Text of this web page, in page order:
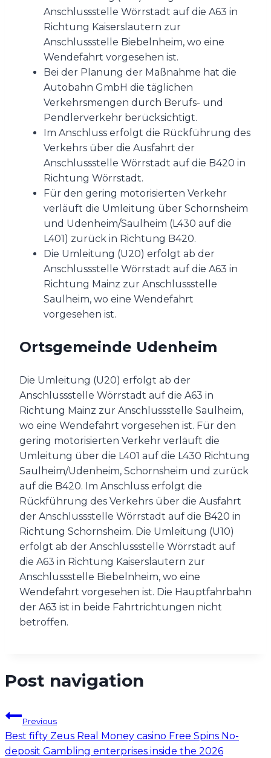
Anschlussstelle Wörrstadt auf die A63 in
Richtung Kaiserslautern zur
Anschlussstelle Biebelnheim, wo eine
Wendefahrt vorgesehen ist.
Bei der Planung der Maßnahme hat die
Autobahn GmbH die täglichen
Verkehrsmengen durch Berufs- und
Pendlerverkehr berücksichtigt.
Im Anschluss erfolgt die Rückführung des
Verkehrs über die Ausfahrt der
Anschlussstelle Wörrstadt auf die B420 in
Richtung Wörrstadt.
Für den gering motorisierten Verkehr
verläuft die Umleitung über Schornsheim
und Udenheim/Saulheim (L430 auf die
L401) zurück in Richtung B420.
Die Umleitung (U20) erfolgt ab der
Anschlussstelle Wörrstadt auf die A63 in
Richtung Mainz zur Anschlussstelle
Saulheim, wo eine Wendefahrt
vorgesehen ist.
Ortsgemeinde Udenheim
Die Umleitung (U20) erfolgt ab der
Anschlussstelle Wörrstadt auf die A63 in
Richtung Mainz zur Anschlussstelle Saulheim,
wo eine Wendefahrt vorgesehen ist. Für den
gering motorisierten Verkehr verläuft die
Umleitung über die L401 auf die L430 Richtung
Saulheim/Udenheim, Schornsheim und zurück
auf die B420. Im Anschluss erfolgt die
Rückführung des Verkehrs über die Ausfahrt
der Anschlussstelle Wörrstadt auf die B420 in
Richtung Schornsheim. Die Umleitung (U10)
erfolgt ab der Anschlussstelle Wörrstadt auf
die A63 in Richtung Kaiserslautern zur
Anschlussstelle Biebelnheim, wo eine
Wendefahrt vorgesehen ist. Die Hauptfahrbahn
der A63 ist in beide Fahrtrichtungen nicht
betroffen.
Post navigation
Previous
Best fifty Zeus Real Money casino Free Spins No-
deposit Gambling enterprises inside the 2026